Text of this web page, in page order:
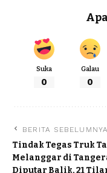
Suka
0
Galau
0
BERITA SEBELUMNYA
Tindak Tegas Truk
Melanggar di
Diputar Balik, 21